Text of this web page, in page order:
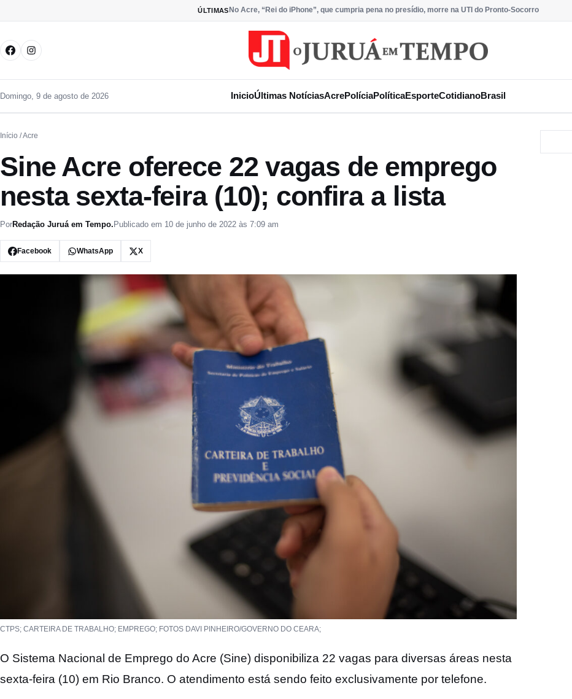
ÚLTIMAS No Acre, “Rei do iPhone”, que cumpria pena no presídio, morre na UTI do Pronto-Socorro
Domingo, 9 de agosto de 2026 InicioÚltimas NotíciasAcrePolíciaPolíticaEsporteCotidianoBrasil
Início / Acre
Sine Acre oferece 22 vagas de emprego
nesta sexta-feira (10); confira a lista
PorRedação Juruá em Tempo. Publicado em 10 de junho de 2022 às 7:09 am
Facebook WhatsApp X
CTPS; CARTEIRA DE TRABALHO; EMPREGO; FOTOS DAVI PINHEIRO/GOVERNO DO CEARA;
O Sistema Nacional de Emprego do Acre (Sine) disponibiliza 22 vagas para diversas áreas nesta
sexta-feira (10) em Rio Branco. O atendimento está sendo feito exclusivamente por telefone.